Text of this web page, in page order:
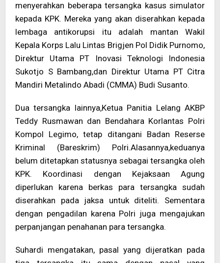
menyerahkan beberapa tersangka kasus simulator
kepada KPK. Mereka yang akan diserahkan kepada
lembaga antikorupsi itu adalah mantan Wakil
Kepala Korps Lalu Lintas Brigjen Pol Didik Purnomo,
Direktur Utama PT Inovasi Teknologi Indonesia
Sukotjo S Bambang,dan Direktur Utama PT Citra
Mandiri Metalindo Abadi (CMMA) Budi Susanto.
Dua tersangka lainnya,Ketua Panitia Lelang AKBP
Teddy Rusmawan dan Bendahara Korlantas Polri
Kompol Legimo, tetap ditangani Badan Reserse
Kriminal (Bareskrim) Polri.Alasannya,keduanya
belum ditetapkan statusnya sebagai tersangka oleh
KPK. Koordinasi dengan Kejaksaan Agung
diperlukan karena berkas para tersangka sudah
diserahkan pada jaksa untuk diteliti. Sementara
dengan pengadilan karena Polri juga mengajukan
perpanjangan penahanan para tersangka.
Suhardi mengatakan, pasal yang dijeratkan pada